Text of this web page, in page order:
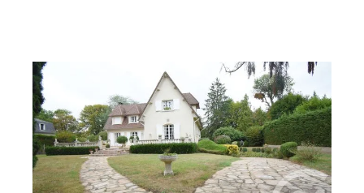
BELLERIVE SUR ALLIER 03
, 6 pièces
Ref : 1893
Maison à vendre
465 000 €